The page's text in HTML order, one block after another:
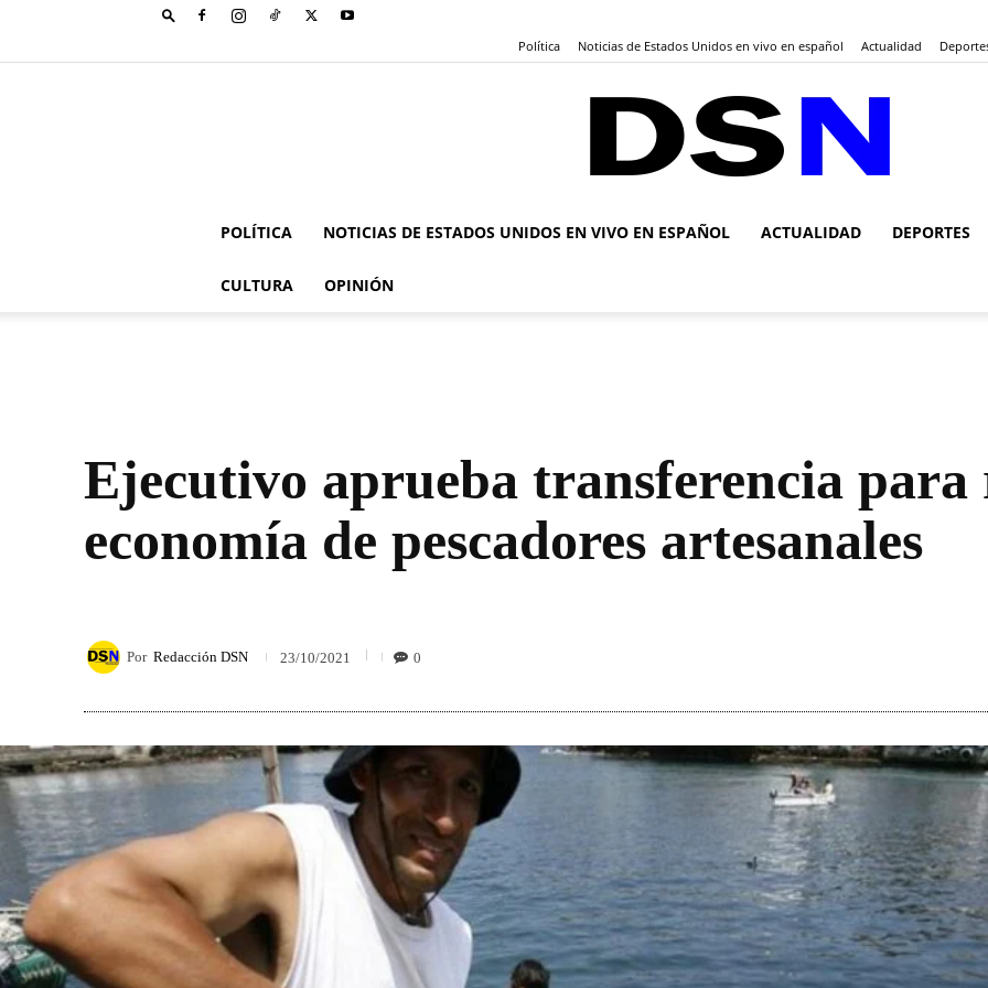
Política Noticias de Estados Unidos en vivo en español Actualidad
POLÍTICA NOTICIAS DE ESTADOS UNIDOS EN VIVO EN ESPAÑOL ACTUALIDAD DEPORTES
CULTURA OPINIÓN
Ejecutivo aprueba transferencia para
economía de pescadores artesanales
Por Redacción DSN 23/10/2021 0